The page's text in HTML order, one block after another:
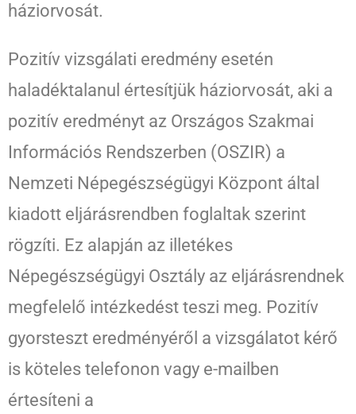
háziorvosát.
Pozitív vizsgálati eredmény esetén
haladéktalanul értesítjük háziorvosát, aki a
pozitív eredményt az Országos Szakmai
Információs Rendszerben (OSZIR) a
Nemzeti Népegészségügyi Központ által
kiadott eljárásrendben foglaltak szerint
rögzíti. Ez alapján az illetékes
Népegészségügyi Osztály az eljárásrendnek
megfelelő intézkedést teszi meg. Pozitív
gyorsteszt eredményéről a vizsgálatot kérő
is köteles telefonon vagy e-mailben
értesíteni a